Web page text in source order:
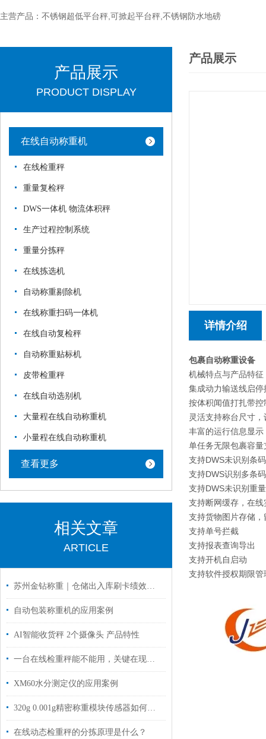
主营产品：不锈钢超低平台秤,可掀起平台秤,不锈钢防水地磅
产品展示
PRODUCT DISPLAY
在线自动称重机
在线检重秤
重量复检秤
DWS一体机 物流体积秤
生产过程控制系统
重量分拣秤
在线拣选机
自动称重剔除机
在线称重扫码一体机
在线自动复检秤
自动称重贴标机
皮带检重秤
在线自动选别机
大量程在线自动称重机
小量程在线自动称重机
查看更多
相关文章
ARTICLE
苏州金钻称重｜仓储出入库刷卡绩效秤・账实相符・计件到人・WMS 无缝对接
自动包装称重机的应用案例
AI智能收货秤 2个摄像头 产品特性
一台在线检重秤能不能用，关键在现场匹配
XM60水分测定仪的应用案例
320g 0.001g精密称重模块传感器如何选型？
在线动态检重秤的分拣原理是什么？
产品展示
详情介绍
包裹自动称重设备
机械特点与产品特征
集成动力输送线启
按体积闻值打扎带
灵活支持称台尺寸
丰富的运行信息显示
单任务无限包裹容
支持DWS未识别条
支持DWS识别多条
支持DWS未识别重
支持断网缓存，在线
支持货物图片存储，
支持单号拦截
支持报表查询导出
支持开机自启动
支持软件授权期限管